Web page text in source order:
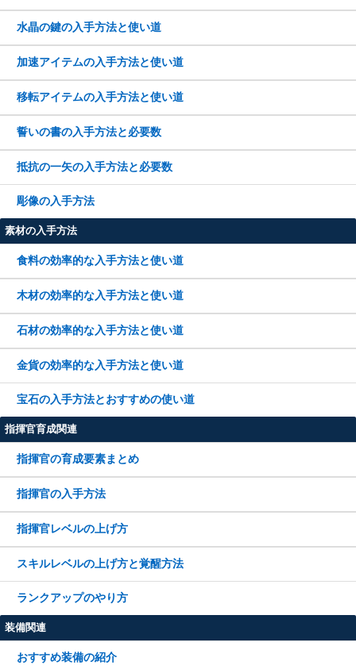
水晶の鍵の入手方法と使い道
加速アイテムの入手方法と使い道
移転アイテムの入手方法と使い道
誓いの書の入手方法と必要数
抵抗の一矢の入手方法と必要数
彫像の入手方法
素材の入手方法
食料の効率的な入手方法と使い道
木材の効率的な入手方法と使い道
石材の効率的な入手方法と使い道
金貨の効率的な入手方法と使い道
宝石の入手方法とおすすめの使い道
指揮官育成関連
指揮官の育成要素まとめ
指揮官の入手方法
指揮官レベルの上げ方
スキルレベルの上げ方と覚醒方法
ランクアップのやり方
装備関連
おすすめ装備の紹介